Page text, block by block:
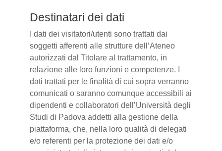
Destinatari dei dati
I dati dei visitatori/utenti sono trattati dai
soggetti afferenti alle strutture dell’Ateneo
autorizzati dal Titolare al trattamento, in
relazione alle loro funzioni e competenze. I
dati trattati per le finalità di cui sopra verranno
comunicati o saranno comunque accessibili ai
dipendenti e collaboratori dell’Università degli
Studi di Padova addetti alla gestione della
piattaforma, che, nella loro qualità di delegati
e/o referenti per la protezione dei dati e/o